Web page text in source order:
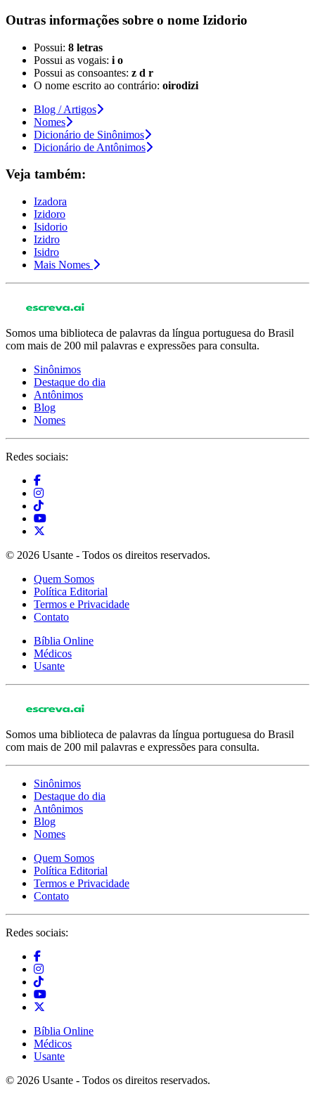
Outras informações sobre o nome Izidorio
Possui: 8 letras
Possui as vogais: i o
Possui as consoantes: z d r
O nome escrito ao contrário: oirodizi
Blog / Artigos
Nomes
Dicionário de Sinônimos
Dicionário de Antônimos
Veja também:
Izadora
Izidoro
Isidorio
Izidro
Isidro
Mais Nomes
Somos uma biblioteca de palavras da língua portuguesa do Brasil
com mais de 200 mil palavras e expressões para consulta.
Sinônimos
Destaque do dia
Antônimos
Blog
Nomes
Redes sociais:
© 2026 Usante - Todos os direitos reservados.
Quem Somos
Política Editorial
Termos e Privacidade
Contato
Bíblia Online
Médicos
Usante
Somos uma biblioteca de palavras da língua portuguesa do Brasil
com mais de 200 mil palavras e expressões para consulta.
Sinônimos
Destaque do dia
Antônimos
Blog
Nomes
Quem Somos
Política Editorial
Termos e Privacidade
Contato
Redes sociais:
Bíblia Online
Médicos
Usante
© 2026 Usante - Todos os direitos reservados.